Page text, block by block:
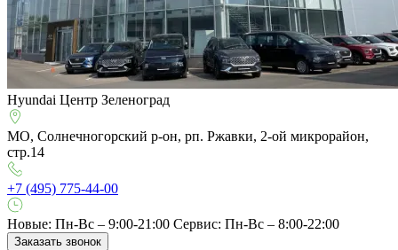
Hyundai Центр Зеленоград
МО, Солнечногорский р-он, рп. Ржавки, 2-ой микрорайон,
стр.14
+7 (495) 775-44-00
Новые: Пн-Вс – 9:00-21:00 Сервис: Пн-Вс – 8:00-22:00
Заказать звонок